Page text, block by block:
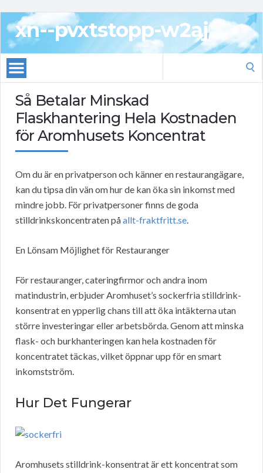
xn--pvxtstopp-w2aj
Så Betalar Minskad
Flaskhantering Hela Kostnaden
för Aromhusets Koncentrat
Om du är en privatperson och känner en restaurangägare,
kan du tipsa din vän om hur de kan öka sin inkomst med
mindre jobb. För privatpersoner finns de goda
stilldrinkskoncentraten påallt-fraktfritt.se.
En Lönsam Möjlighet för Restauranger
För restauranger, cateringfirmor och andra inom
matindustrin, erbjuder Aromhuset’s sockerfria stilldrink-
konsentrat en ypperlig chans till att öka intäkterna utan
större investeringar eller arbetsbörda. Genom att minska
flask- och burkhanteringen kan hela kostnaden för
koncentratet täckas, vilket öppnar upp för en smart
inkomstström.
Hur Det Fungerar
Aromhusets stilldrink-konsentrat är ett koncentrat som